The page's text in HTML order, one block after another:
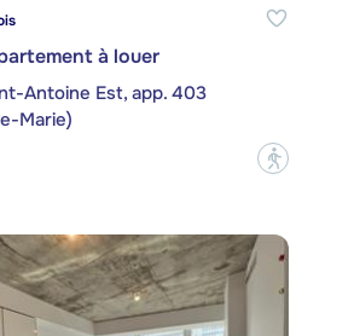
à louer
Antoine Est, app. 403
Marie)
?